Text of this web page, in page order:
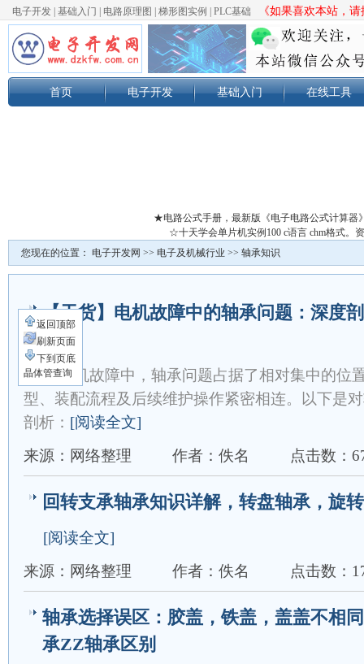
电子开发 基础入门 电路原理图 梯形图实例 PLC基础 《如果喜欢本站，
首页 电子开发 基础入门 在线工具
★电路公式手册，最新版《电子电路公式计算器
☆十天学会单片机实例100 c语言 chm格式。
您现在的位置： 电子开发网 >> 电子及机械行业 >> 轴承知识
【干货】电机故障中的轴承问题：深度
析
在电机故障中，轴承问题占据了相对集中的位
型、装配流程及后续维护操作紧密相连。以下是
剖析： [阅读全文]
来源：网络整理
作者：佚名 点击数：
回转支承轴承知识详解，转盘轴承，旋
[阅读全文]
来源：网络整理
作者：佚名 点击数：
轴承选择误区：胶盖，铁盖，盖盖不相
承ZZ轴承区别
返回顶部
刷新页面
下到页底
晶体管查询